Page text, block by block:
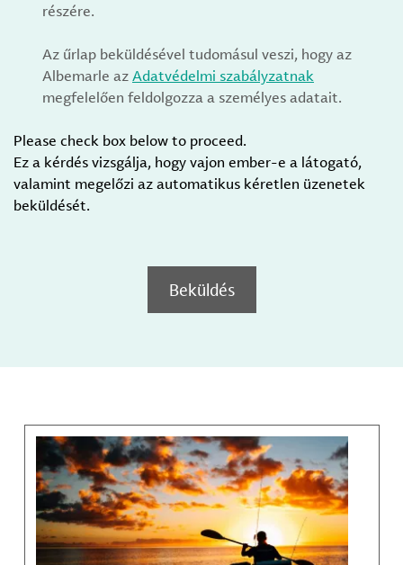
részére.
Az űrlap beküldésével tudomásul veszi, hogy az
Albemarle azAdatvédelmi szabályzatnak
megfelelően feldolgozza a személyes adatait.
Please check box below to proceed.
Ez a kérdés vizsgálja, hogy vajon ember-e a látogató,
valamint megelőzi az automatikus kéretlen üzenetek
beküldését.
Beküldés